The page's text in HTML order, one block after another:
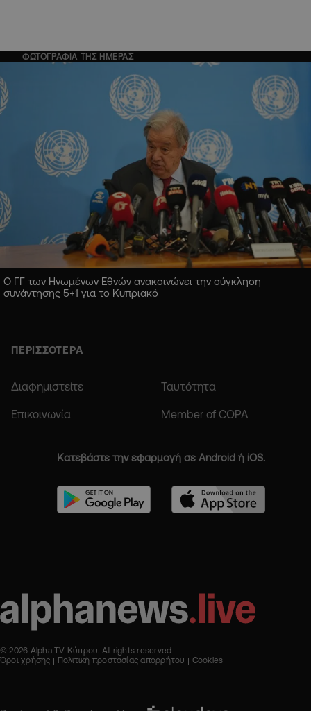
ΦΩΤΟΓΡΑΦΙΑ ΤΗΣ ΗΜΕΡΑΣ
Ο ΓΓ των Ηνωμένων Εθνών ανακοινώνει την σύγκληση
συνάντησης 5+1 για το Κυπριακό
ΠΕΡΙΣΣΟΤΕΡΑ
Διαφημιστείτε Ταυτότητα
Επικοινωνία Member of COPA
Κατεβάστε την εφαρμογή σε Android ή iOS.
© 2026 Alpha TV Κύπρου. All rights reserved
Όροι χρήσης
Πολιτική προστασίας απορρήτου Cookies